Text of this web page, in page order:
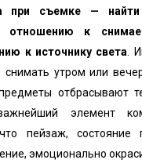
при съемке —
к
к источнику света .
утром или
отбрасывают
элемент
пейзаж, состояние
эмоционально